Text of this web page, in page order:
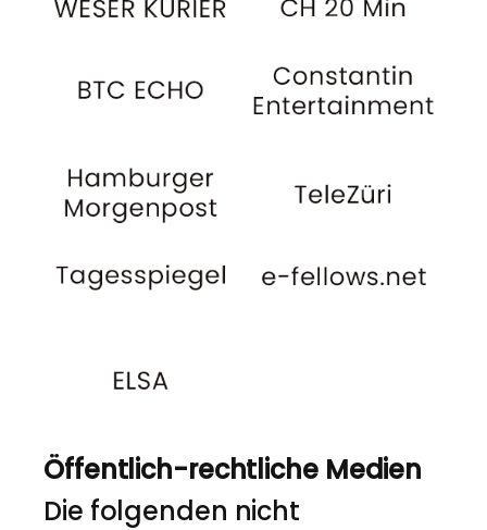
Öffentlich-rechtliche Medien
Die folgenden nicht